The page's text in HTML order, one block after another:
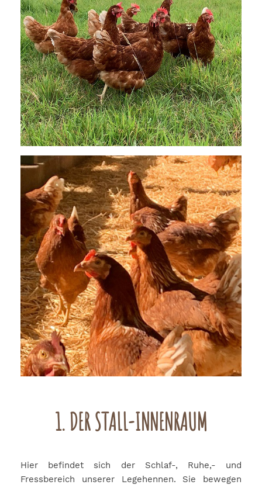
1. DER STALL-INNENRAUM
Hier befindet sich der Schlaf-, Ruhe,- und
Fressbereich unserer Legehennen. Sie bewegen